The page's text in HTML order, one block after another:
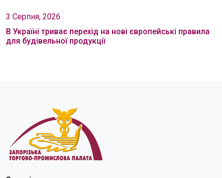
3 Серпня, 2026
В Україні триває перехід на нові європейські правила
для будівельної продукції